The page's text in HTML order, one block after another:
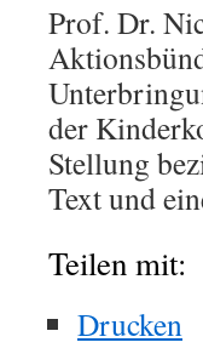
Prof. Dr.
der
Stellung
Text und
Teilen mit:
Drucken